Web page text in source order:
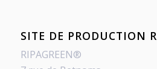
SITE DE PRODUCTION
RIPAGREEN®